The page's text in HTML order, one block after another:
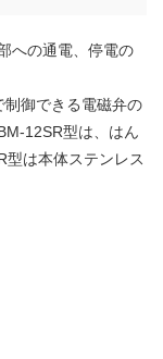
への通電、停電の
御できる電磁弁の
12SR型は、はん
型は本体ステンレス